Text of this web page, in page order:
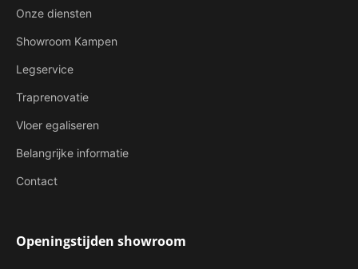
Onze diensten
Showroom Kampen
Legservice
Traprenovatie
Vloer egaliseren
Belangrijke informatie
Contact
Openingstijden showroom